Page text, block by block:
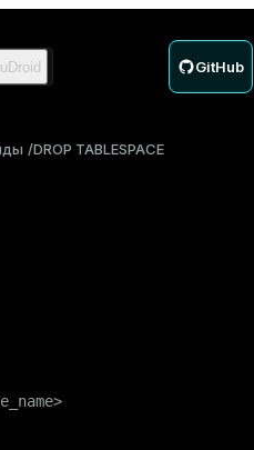
GitHub
DROP TABLESPACE